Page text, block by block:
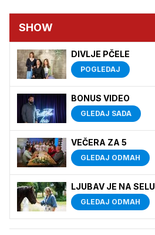
SHOW
DIVLJE PČELE
POGLEDAJ
BONUS VIDEO
GLEDAJ SADA
VEČERA ZA 5
GLEDAJ ODMAH
LJUBAV JE NA SELU
GLEDAJ ODMAH